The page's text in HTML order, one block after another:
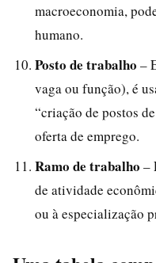
macroeconomia,
humano.
Posto de trabalho –
vaga ou função), é
“criação de postos
oferta de emprego.
Ramo de trabalho –
de atividade
ou à especialização